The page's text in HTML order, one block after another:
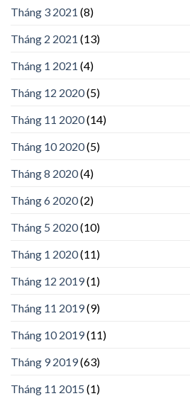
Tháng 3 2021 (8)
Tháng 2 2021 (13)
Tháng 1 2021 (4)
Tháng 12 2020(5)
Tháng 11 2020(14)
Tháng 10 2020(5)
Tháng 8 2020(4)
Tháng 6 2020(2)
Tháng 5 2020(10)
Tháng 1 2020(11)
Tháng 12 2019(1)
Tháng 11 2019(9)
Tháng 10 2019(11)
Tháng 9 2019(63)
Tháng 11 2015 (1)